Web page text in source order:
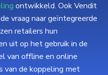
ontwikkeld. Ook Vendit
vraag naar geïntegreerde
retailers hun
uit op het gebruik in de
van offline en online
van de koppeling met